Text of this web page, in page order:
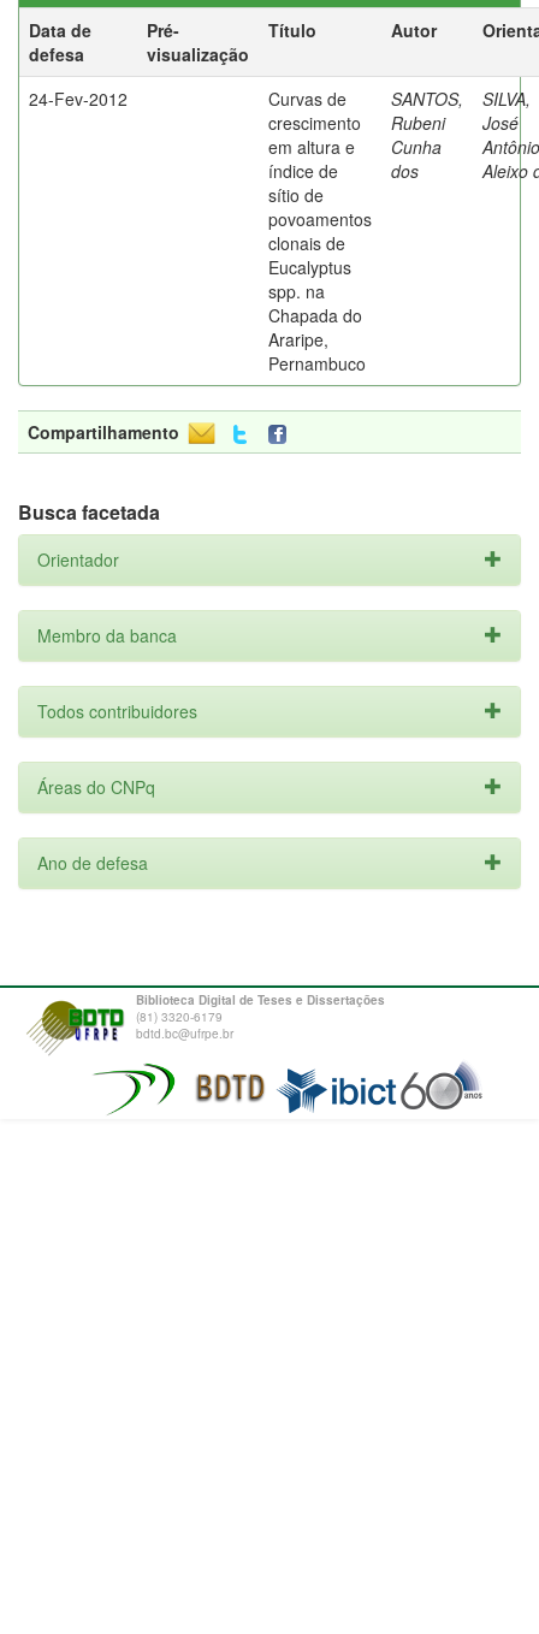
Data de
defesa
Pré-
visualização
Título Autor
24-Fev-2012
Curvas de
crescimento
em altura e
índice de
sítio de
povoamentos
clonais de
Eucalyptus
spp. na
Chapada do
Araripe,
Pernambuco
SANTOS,
Rubeni
Cunha
dos
SILVA,
José
Antônio
Aleixo
Compartilhamento
Busca facetada
Orientador
Membro da banca
Todos contribuidores
Áreas do CNPq
Ano de defesa
Biblioteca Digital de Teses e Dissertações
(81) 3320-6179
bdtd.bc@ufrpe.br